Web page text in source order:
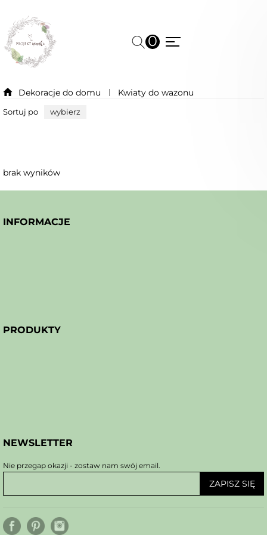
0
Dekoracje do domu Kwiaty do wazonu
Sortuj po wybierz
brak wyników
INFORMACJE
PRODUKTY
NEWSLETTER
Nie przegap okazji - zostaw nam swój email.
ZAPISZ SIĘ